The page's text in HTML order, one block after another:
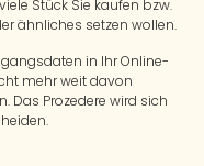
Stück Sie kaufen bzw.
ähnliches setzen wollen.
in Ihr Online-
mehr weit davon
Das Prozedere wird sich